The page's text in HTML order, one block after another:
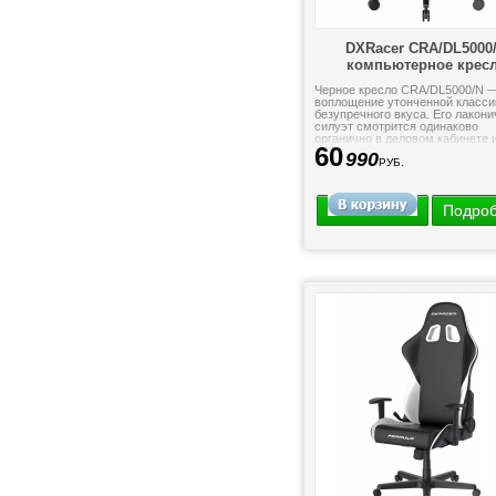
DXRacer CRA/
компьютерное
Черное кресло CRA/DL5000/N
воплощение утонченной
безупречного вкуса. Его
силуэт смотрится одинаково
органично в деловом кабинете
домашней обстановке,
60990РУБ.